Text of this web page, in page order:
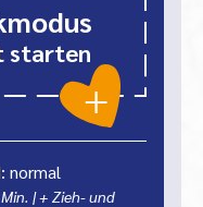
starten
normal
Min. | + Zieh- und